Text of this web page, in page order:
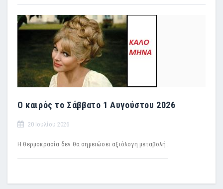
Ο καιρός το Σάββατο 1 Αυγούστου 2026
20 Ιουλίου 2026
Η θερμοκρασία δεν θα σημειώσει αξιόλογη μεταβολή.